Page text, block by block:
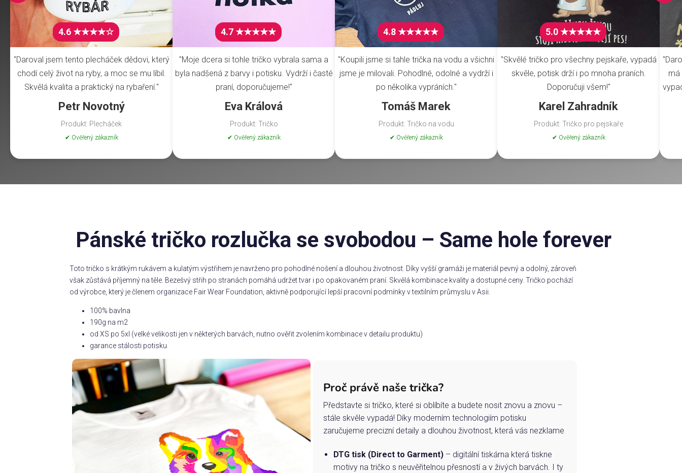
4.6 ★★★★☆
"Daroval jsem tento plecháček dědovi, který
chodí celý život na ryby, a moc se mu líbil.
Skvělá kvalita a praktický na rybaření."
Petr Novotný
Produkt: Plecháček
✔ Ověřený zákazník
4.7 ★★★★★
"Moje dcera si tohle tričko vybrala sama a
byla nadšená z barvy i potisku. Vydrží i časté
praní, doporučujeme!"
Eva Králová
Produkt: Tričko
✔ Ověřený zákazník
4.8 ★★★★★
"Koupili jsme si tahle trička na vodu a všichni
jsme je milovali. Pohodlné, odolné a vydrží i
po několika vypráních."
Tomáš Marek
Produkt: Tričko na vodu
✔ Ověřený zákazník
5.0 ★★★★★
"Skvělé tričko pro všechny pejskaře, vypadá
skvěle, potisk drží i po mnoha praních.
Doporučuji všem!"
Karel Zahradník
Produkt: Tričko pro pejskaře
✔ Ověřený zákazník
má
Pánské tričko rozlučka se svobodou – Same hole forever
Toto tričko s krátkým rukávem a kulatým výstřihem je navrženo pro pohodlné nošení a dlouhou životnost. Díky vyšší gramáži je materiál pevný a odolný, zároveň
však zůstává příjemný na těle. Bezešvý střih po stranách pomáhá udržet tvar i po opakovaném praní. Skvělá kombinace kvality a dostupné ceny. Tričko pochází
od výrobce, který je členem organizace Fair Wear Foundation, aktivně podporující lepší pracovní podmínky v textilním průmyslu v Asii.
100% bavlna
190g na m2
od XS po 5xl (velké velikosti jen v některých barvách, nutno ověřit zvolením kombinace v detailu produktu)
garance stálosti potisku
Proč právě naše trička?
Představte si tričko, které si oblíbíte a budete nosit znovu a znovu –
stále skvěle vypadá! Díky moderním technologiím potisku
zaručujeme precizní detaily a dlouhou životnost, která vás nezklame
DTG tisk (Direct to Garment)– digitální tiskárna která tiskne
motivy na tričko s neuvěřitelnou přesností a v živých barvách. I ty